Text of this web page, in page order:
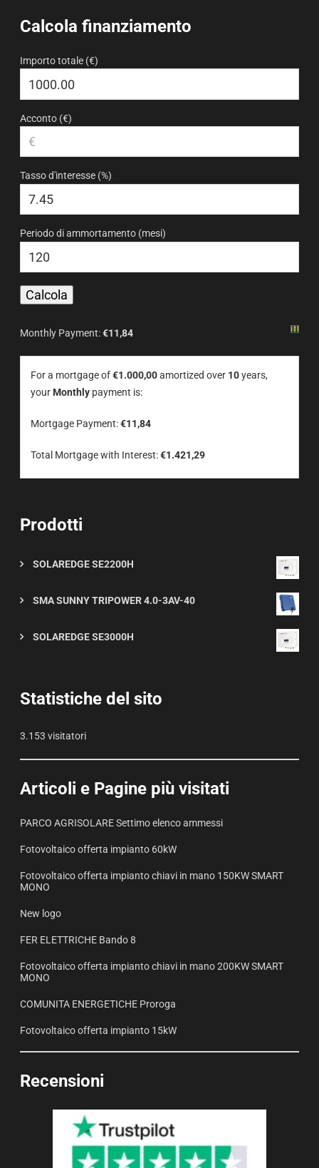
Calcola finanziamento
Importo totale (€)
Acconto (€)
Tasso d'interesse (%)
Periodo di ammortamento (mesi)
Monthly Payment:€11,84
For a mortgage of€1.000,00amortized over 10years,
your Monthly payment is:
Mortgage Payment:€11,84
Total Mortgage with Interest:€1.421,29
Prodotti
SOLAREDGE SE2200H
SMA SUNNY TRIPOWER 4.0-3AV-40
SOLAREDGE SE3000H
Statistiche del sito
3.153 visitatori
Articoli e Pagine più visitati
PARCO AGRISOLARE Settimo elenco ammessi
Fotovoltaico offerta impianto 60kW
Fotovoltaico offerta impianto chiavi in mano 150KW SMART
MONO
New logo
FER ELETTRICHE Bando 8
Fotovoltaico offerta impianto chiavi in mano 200KW SMART
MONO
COMUNITA ENERGETICHE Proroga
Fotovoltaico offerta impianto 15kW
Recensioni